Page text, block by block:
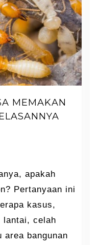
MEMAKAN
apakah
Pertanyaan ini
kasus,
lantai, celah
bangunan